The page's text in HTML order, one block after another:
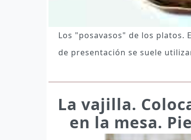
Los "posavasos" de los
de presentación se suele
La vajilla.
en la mesa.